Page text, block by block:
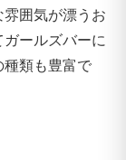
囲気が漂うお
ールズバーに
種類も豊富で